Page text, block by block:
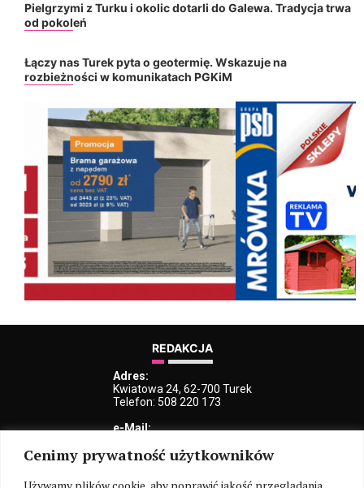
Cenimy prywatność użytkowników
Używamy plików cookie, aby poprawić jakość przeglądania,
Pielgrzymi z Turku i okolic dotarli do Galewa. Tradycja trwa
od pokoleń
Łączy nas Turek pyta o geotermię. Wskazuje na
rozbieżności w komunikatach PGKiM
REDAKCJA
Adres:
Kwiatowa 24, 62-700 Turek
Telefon: 508 220 173
e-Mail:
redakcja@iturek.net
reklama@iturek.net